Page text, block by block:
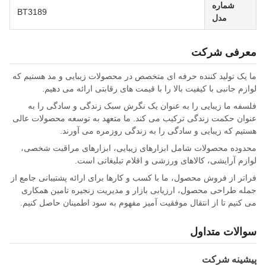
شماره
مدل
BT3189
معرفی شرکت
ما یک تولید کننده حرفه ای متخصص در محصولات زیبایی و مد هستیم که
لوازم جانبی با کیفیت بالا را با قیمت های رقابتی ارائه می دهیم.
فلسفه ما زیبایی را به عنوان یک نگرش سبک زندگی و سادگی را به
عنوان حکمت زندگی ترکیب می کند. ما متعهد به توسعه محصولات عالی
هستیم که زیبایی و سادگی را به زندگی روزمره می آورند.
محدوده محصولات شامل ابزارهای زیبایی، ابزارهای مراقبت شخصی،
لوازم آرایشی، کالاهای ورزشی و اقلام تبلیغاتی است.
فراتر از فروش محصول، ما با کسب و کارها برای ارائه پشتیبانی جامع از
جمله طراحی محصول، ارزیابی بازار و مدیریت زنجیره تامین همکاری
می کنیم تا از انتقال موفقیت آمیز مفهوم به سود اطمینان حاصل کنیم.
سوالات متداول
پیشینه شرکت